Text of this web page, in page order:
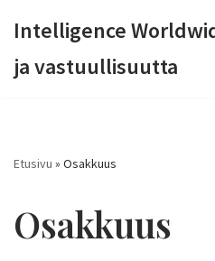
suoraan
Intelligence
ja vastuullisuutta
Etusivu » Osakkuus
Osakkuus